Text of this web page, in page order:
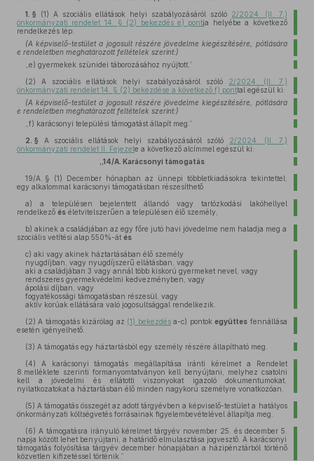
1. § (1) A szociális ellátások helyi szabályozásáról szóló 2/2024. (II. 7.)
önkormányzati rendelet 14. § (2) bekezdés e) pontja helyébe a következő
rendelkezés lép:
(A képviselő-testület a jogosult részére jövedelme kiegészítésére, pótlására
e rendeletben meghatározott feltételek szerint:)
„e) gyermekek szünidei táborozásához nyújtott,”
(2) A szociális ellátások helyi szabályozásáról szóló 2/2024. (II. 7.)
önkormányzati rendelet 14. § (2) bekezdése a következő f) ponttal egészül ki:
(A képviselő-testület a jogosult részére jövedelme kiegészítésére, pótlására
e rendeletben meghatározott feltételek szerint:)
„f) karácsonyi települési támogatást állapít meg.”
2. § A szociális ellátások helyi szabályozásáról szóló 2/2024. (II. 7.)
önkormányzati rendelet II. Fejezete a következő alcímmel egészül ki:
„14/A. Karácsonyi támogatás
19/A. § (1) December hónapban az ünnepi többletkiadásokra tekintettel,
egy alkalommal karácsonyi támogatásban részesíthető
a) a településen bejelentett állandó vagy tartózkodási lakóhellyel
rendelkező és életvitelszerűen a településen élő személy,
b) akinek a családjában az egy főre jutó havi jövedelme nem haladja meg a
szociális vetítési alap 550%-át és
c) aki vagy akinek háztartásában élő személy
nyugdíjban, vagy nyugdíjszerű ellátásban, vagy
aki a családjában 3 vagy annál több kiskorú gyermeket nevel, vagy
rendszeres gyermekvédelmi kedvezményben, vagy
ápolási díjban, vagy
fogyatékossági támogatásban részesül, vagy
aktív korúak ellátására való jogosultsággal rendelkezik.
(2) A támogatás kizárólag az (1) bekezdésa-c) pontokegyüttes fennállása
esetén igényelhető.
(3) A támogatás egy háztartásból egy személy részére állapítható meg.
(4) A karácsonyi támogatás megállapítása iránti kérelmet a Rendelet
8.melléklete szerinti formanyomtatványon kell benyújtani, melyhez csatolni
kell a jövedelmi és ellátotti viszonyokat igazoló dokumentumokat,
nyilatkozatokat a háztartásban élő minden nagykorú személyre vonatkozóan.
(5) A támogatás összegét az adott tárgyévben a képviselő-testület a hatályos
önkormányzati költségvetés forrásainak figyelembevételével állapítja meg.
(6) A támogatásra irányuló kérelmet tárgyév november 25. és december 5.
napja között lehet benyújtani, a határidő elmulasztása jogvesztő. A karácsonyi
támogatás folyósítása tárgyév december hónapjában a házipénztárból történő
közvetlen kifizetéssel történik.”